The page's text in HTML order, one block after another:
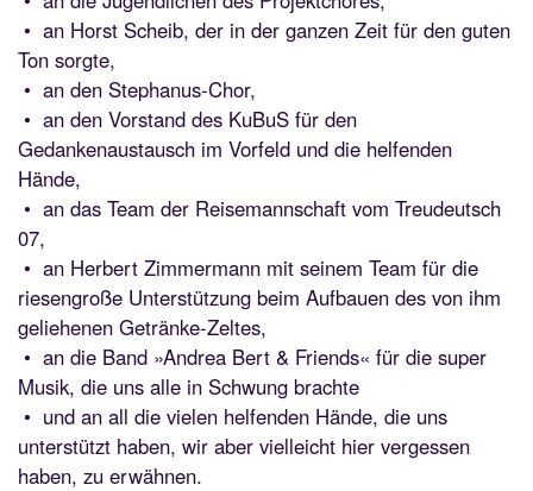
• an Horst Scheib, der in der ganzen Zeit für den guten
Ton sorgte,
• an den Stephanus-Chor,
• an den Vorstand des KuBuS für den
Gedankenaustausch im Vorfeld und die helfenden
Hände,
• an das Team der Reisemannschaft vom Treudeutsch
07,
• an Herbert Zimmermann mit seinem Team für die
riesengroße Unterstützung beim Aufbauen des von ihm
geliehenen Getränke-Zeltes,
• an die Band »Andrea Bert & Friends« für die super
Musik, die uns alle in Schwung brachte
• und an all die vielen helfenden Hände, die uns
unterstützt haben, wir aber vielleicht hier vergessen
haben, zu erwähnen.